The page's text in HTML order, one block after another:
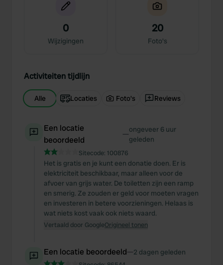
0
Wijzigingen
20
Foto's
Activiteiten tijdlijn
Alle Locaties Foto's Reviews
Een locatie
beoordeeld
—ongeveer 6 uur
geleden
Sitecode: 100876
Het is gratis en je kunt een donatie doen. Er is
elektriciteit beschikbaar, maar alleen voor de
afvoer van grijs water. De toiletten zijn een ramp
en smerig. Ze zouden er geld voor moeten vragen
en investeren in betere voorzieningen. Helaas is
wat niets kost vaak ook niets waard.
Vertaald door GoogleOrigineel tonen
Een locatie beoordeeld—2 dagen geleden